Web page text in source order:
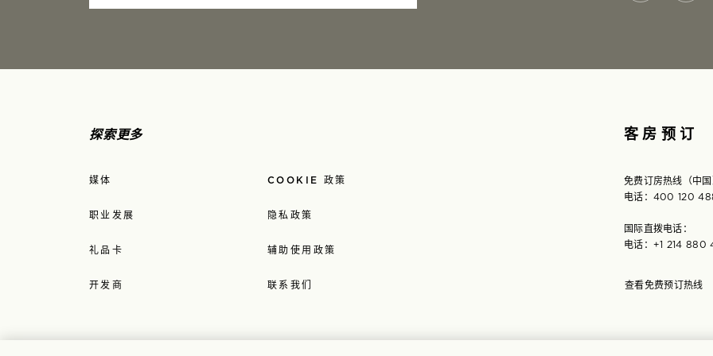
探索更多
媒体
职业发展
礼品卡
开发商
COOKIE 政策
隐私政策
辅助使用政策
联系我们
客房预订
免费订房热线（中国
电话：400 120
国际直拨电话：
电话： +1 214 880
查看免费预订热线